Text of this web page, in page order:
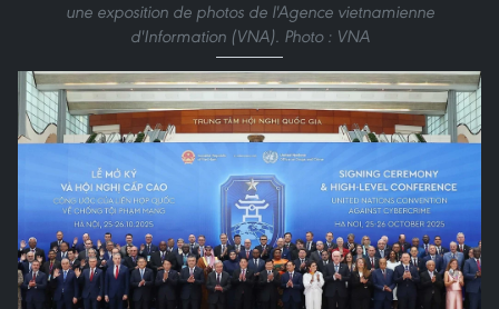
une exposition de photos de l'Agence vietnamienne
d'Information (VNA). Photo : VNA